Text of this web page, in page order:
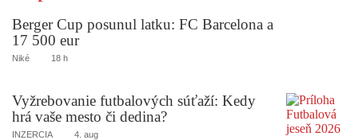
Berger Cup posunul latku: FC Barcelona a
17 500 eur
Niké 18 h
Vyžrebovanie futbalových súťaží: Kedy
hrá vaše mesto či dedina?
INZERCIA 4. aug